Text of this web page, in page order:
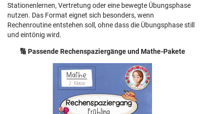
Stationenlernen, Vertretung oder eine bewegte Übungsphase
nutzen. Das Format eignet sich besonders, wenn
Rechenroutine entstehen soll, ohne dass die Übungsphase still
und eintönig wird.
🔢 Passende Rechenspaziergänge und Mathe-Pakete